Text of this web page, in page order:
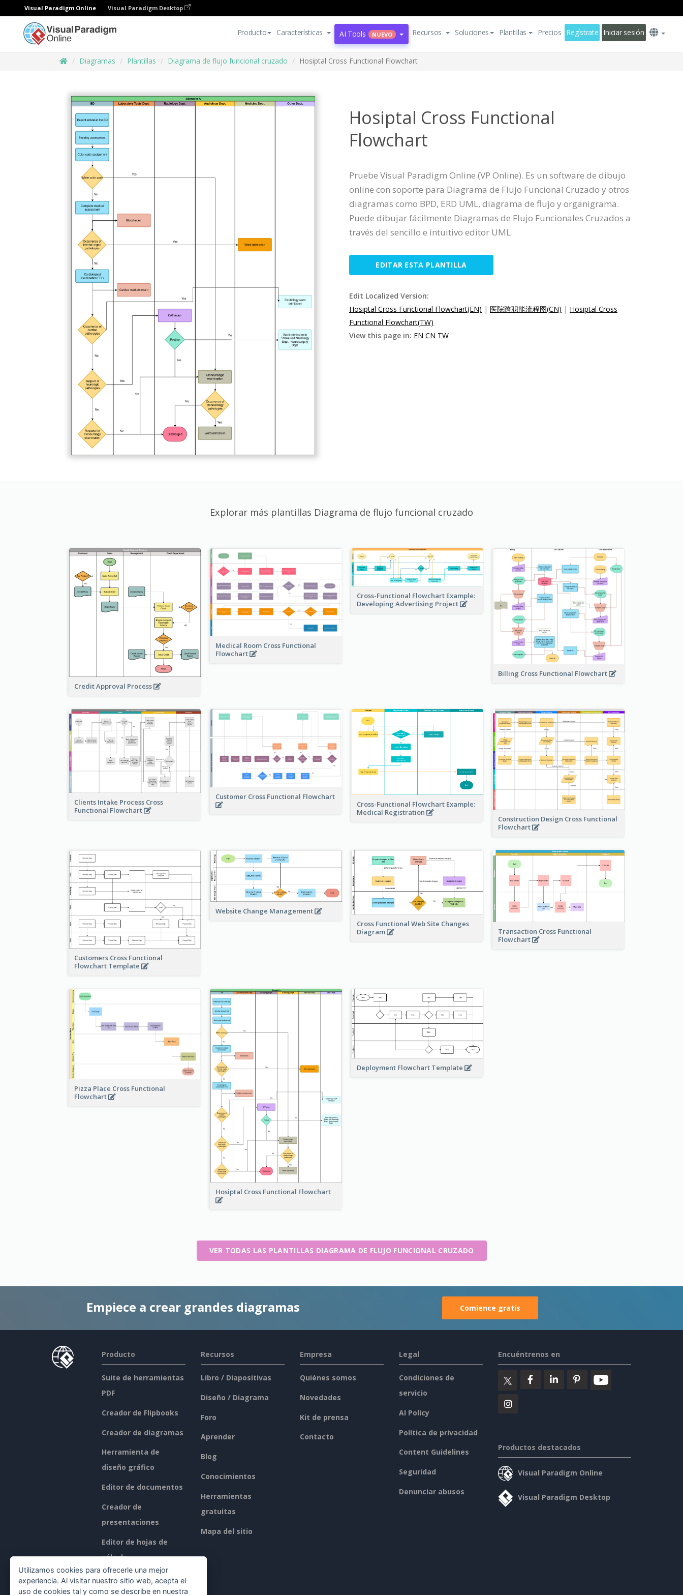
Visual Paradigm Online Visual Paradigm Desktop
Producto Características AI Tools NUEVO Recursos Soluciones Plantillas Precios Regístrate Iniciar sesión
Diagramas Plantillas Diagrama de flujo funcional cruzado Hosiptal Cross Functional Flowchart
Hosiptal Cross Functional
Flowchart
Pruebe Visual Paradigm Online (VP Online). Es un software de dibujo
online con soporte para Diagrama de Flujo Funcional Cruzado y otros
diagramas como BPD, ERD UML, diagrama de flujo y organigrama.
Puede dibujar fácilmente Diagramas de Flujo Funcionales Cruzados a
través del sencillo e intuitivo editor UML.
EDITAR ESTA PLANTILLA
Edit Localized Version:
Hosiptal Cross Functional Flowchart(EN) | 医院跨职能流程图(CN) | Hosiptal Cross
Functional Flowchart(TW)
View this page in: EN CN TW
Explorar más plantillas Diagrama de flujo funcional cruzado
Credit Approval Process
Medical Room Cross Functional
Flowchart
Cross-Functional Flowchart Example:
Developing Advertising Project
Billing Cross Functional Flowchart
Clients Intake Process Cross
Functional Flowchart
Customer Cross Functional Flowchart
Cross-Functional Flowchart Example:
Medical Registration
Construction Design Cross Functional
Flowchart
Customers Cross Functional
Flowchart Template
Website Change Management
Cross Functional Web Site Changes
Diagram
Transaction Cross Functional
Flowchart
Pizza Place Cross Functional
Flowchart
Hosiptal Cross Functional Flowchart
Deployment Flowchart Template
VER TODAS LAS PLANTILLAS DIAGRAMA DE FLUJO FUNCIONAL CRUZADO
Empiece a crear grandes diagramas Comience gratis
Producto
Suite de herramientas
PDF
Creador de Flipbooks
Creador de diagramas
Herramienta de
diseño gráfico
Editor de documentos
Creador de
presentaciones
Editor de hojas de
cálculo
Precios
Recursos
Libro / Diapositivas
Diseño / Diagrama
Foro
Aprender
Blog
Conocimientos
Herramientas
gratuitas
Mapa del sitio
Empresa
Quiénes somos
Novedades
Kit de prensa
Contacto
Legal
Condiciones de
servicio
AI Policy
Política de privacidad
Content Guidelines
Seguridad
Denunciar abusos
Encuéntrenos en
Productos destacados
Visual Paradigm Online
Visual Paradigm Desktop
Utilizamos cookies para ofrecerle una mejor
experiencia. Al visitar nuestro sitio web, acepta el
uso de cookies tal y como se describe en nuestra